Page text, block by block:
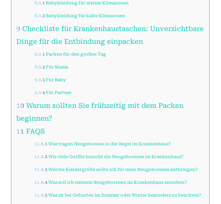
8.0.1 Babykleidung für warme Klimazonen
8.0.2 Babykleidung für kalte Klimazonen
9 Checkliste für Krankenhaustaschen: Unverzichtbare
Dinge für die Entbindung einpacken
9.0.1 Packen für den großen Tag
9.0.2 Für Mama
9.0.3 Für Baby
9.0.4 Für Partner
10 Warum sollten Sie frühzeitig mit dem Packen
beginnen?
11 FAQS
11.0.1 Was tragen Neugeborene in der Regel im Krankenhaus?
11.0.2 Wie viele Outfits braucht ein Neugeborenes im Krankenhaus?
11.0.3 Welche Kleidergröße sollte ich für mein Neugeborenes mitbringen?
11.0.4 Was soll ich meinem Neugeborenen im Krankenhaus anziehen?
11.0.5 Was ist bei Geburten im Sommer oder Winter besonders zu beachten?